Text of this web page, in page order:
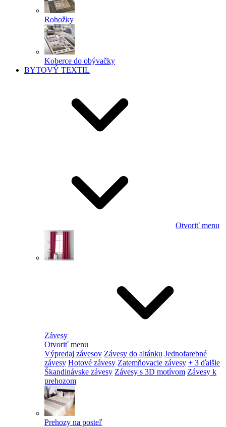
Rohožky
Koberce do obývačky
BYTOVÝ TEXTIL
Otvoriť menu
Závesy
Otvoriť menu
Výpredaj závesov Závesy do altánku Jednofarebné
závesy Hotové závesy Zatemňovacie závesy + 3 ďalšie
Škandinávske závesy Závesy s 3D motívom Závesy k
prehozom
Prehozy na posteľ